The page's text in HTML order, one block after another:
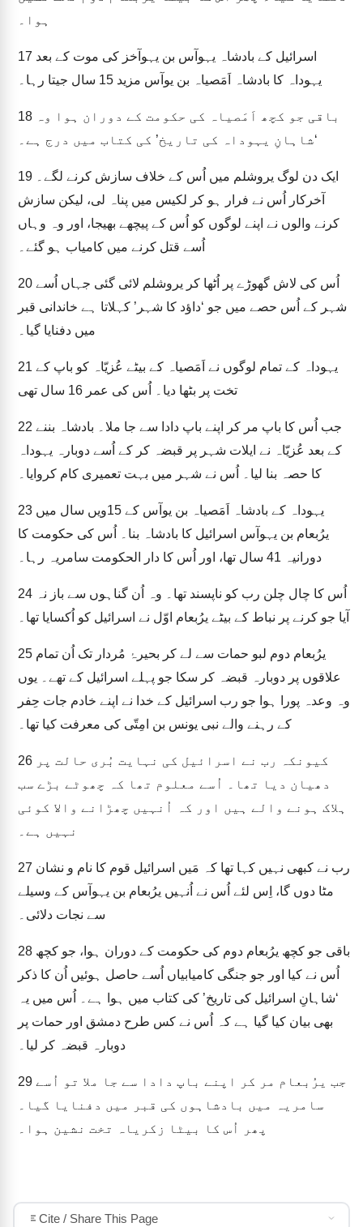
ہوا۔
17
یہوداہ کا بادشاہ اَمَصیاہ بن یوآس مزید 15 سال جیتا رہا۔
18
‘شاہانِ یہوداہ کی تاریخ’ کی کتاب میں درج ہے۔
19
آخرکار اُس نے فرار ہو کر لکیس میں پناہ لی، لیکن سازش
کرنے والوں نے اپنے لوگوں کو اُس کے پیچھے بھیجا، اور وہ وہاں
اُسے قتل کرنے میں کامیاب ہو گئے۔
20
شہر کے اُس حصے میں جو ‘داؤد کا شہر’ کہلاتا ہے خاندانی قبر
میں دفنایا گیا۔
21
تخت پر بٹھا دیا۔ اُس کی عمر 16 سال تھی
22
کے بعد عُزیّاہ نے ایلات شہر پر قبضہ کر کے اُسے دوبارہ یہوداہ
کا حصہ بنا لیا۔ اُس نے شہر میں بہت تعمیری کام کروایا۔
23
یرُبعام بن یہوآس اسرائیل کا بادشاہ بنا۔ اُس کی حکومت کا
دورانیہ 41 سال تھا، اور اُس کا دار الحکومت سامریہ رہا۔
24
آیا جو کرنے پر نباط کے بیٹے یرُبعام اوّل نے اسرائیل کو اُکسایا تھا۔
25
علاقوں پر دوبارہ قبضہ کر سکا جو پہلے اسرائیل کے تھے۔ یوں
وہ وعدہ پورا ہوا جو رب اسرائیل کے خدا نے اپنے خادم جات حِفر
کے رہنے والے نبی یونس بن امِتّی کی معرفت کیا تھا۔
26
دھیان دیا تھا۔ اُسے معلوم تھا کہ چھوٹے بڑے سب
ہلاک ہونے والے ہیں اور کہ اُنہیں چھڑانے والا کوئی
نہیں ہے۔
27
مٹا دوں گا، اِس لئے اُس نے اُنہیں یرُبعام بن یہوآس کے وسیلے
سے نجات دلائی۔
28
اُس نے کیا اور جو جنگی کامیابیاں اُسے حاصل ہوئیں اُن کا ذکر
‘شاہانِ اسرائیل کی تاریخ’ کی کتاب میں ہوا ہے۔ اُس میں یہ
بھی بیان کیا گیا ہے کہ اُس نے کس طرح دمشق اور حمات پر
دوبارہ قبضہ کر لیا۔
29
سامریہ میں بادشاہوں کی قبر میں دفنایا گیا۔
پھر اُس کا بیٹا زکریاہ تخت نشین ہوا۔
Cite / Share This Page